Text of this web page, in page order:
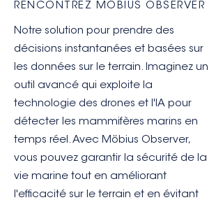
RENCONTREZ MÖBIUS OBSERVER
Notre solution pour prendre des
décisions instantanées et basées sur
les données sur le terrain. Imaginez un
outil avancé qui exploite la
technologie des drones et l'IA pour
détecter les mammifères marins en
temps réel. Avec Möbius Observer,
vous pouvez garantir la sécurité de la
vie marine tout en améliorant
l'efficacité sur le terrain et en évitant